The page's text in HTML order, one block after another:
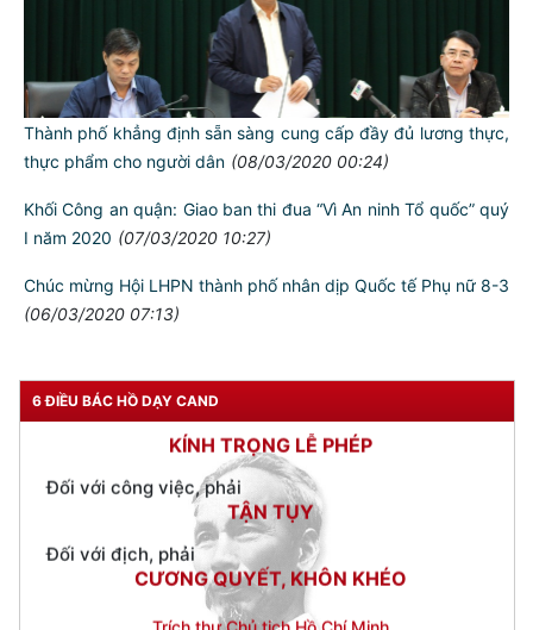
Thành phố khẳng định sẵn sàng cung cấp đầy đủ lương thực,
thực phẩm cho người dân (08/03/2020 00:24)
Khối Công an quận: Giao ban thi đua “Vì An ninh Tổ quốc” quý
I năm 2020 (07/03/2020 10:27)
Chúc mừng Hội LHPN thành phố nhân dịp Quốc tế Phụ nữ 8-3
(06/03/2020 07:13)
6 ĐIỀU BÁC HỒ DẠY CAND
TƯ CÁCH
NGƯỜI CÔNG AN CÁCH MỆNH LÀ:
Đối với tự mình, phải
CẦN, KIỆM, LIÊM, CHÍNH
Đối với đồng sự, phải
THÂN ÁI GIÚP ĐỠ
Đối với chính phủ, phải
TUYỆT ĐỐI TRUNG THÀNH
KÍNH TRỌNG LỄ PHÉP
Đối với công việc, phải
TẬN TỤY
Đối với địch, phải
CƯƠNG QUYẾT, KHÔN KHÉO
Trích thư Chủ tịch Hồ Chí Minh
gửi Công an Khu XII,
ngày 11 tháng 3 năm 1948.